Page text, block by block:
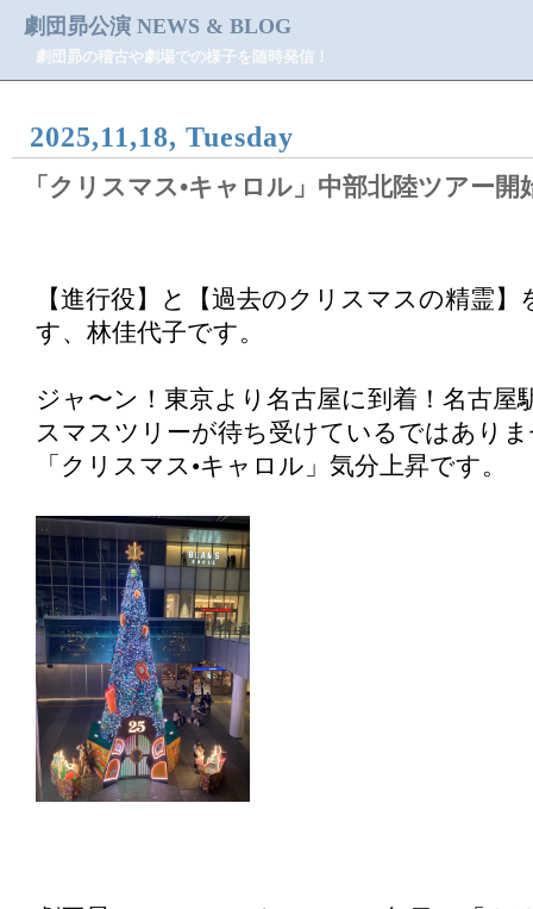
劇団昴公演 NEWS & BLOG
劇団昴の稽古や劇場での様子を随時発信！
2025,11,18, Tuesday
「クリスマス•キャロル」中部北陸ツアー開
【進行役】と【過去のクリスマスの精霊
す、林佳代子です。
ジャ〜ン！東京より名古屋に到着！名古屋
スマスツリーが待ち受けているではあり
「クリスマス•キャロル」気分上昇です。